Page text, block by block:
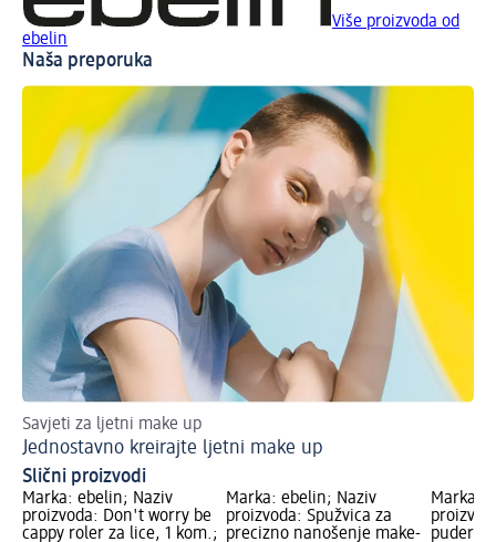
Više proizvoda od
ebelin
Naša preporuka
Savjeti za ljetni make up
Jednostavno kreirajte ljetni make up
Slični proizvodi
Marka: ebelin; Naziv
proizvoda: Don't worry be
cappy roler za lice, 1 kom.;
Marka: ebelin; Naziv
proizvoda: Spužvica za
precizno nanošenje make-
Marka:
puder i